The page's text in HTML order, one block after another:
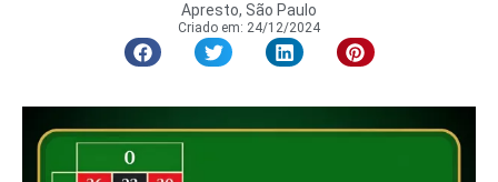
Apresto, São Paulo
Criado em: 24/12/2024